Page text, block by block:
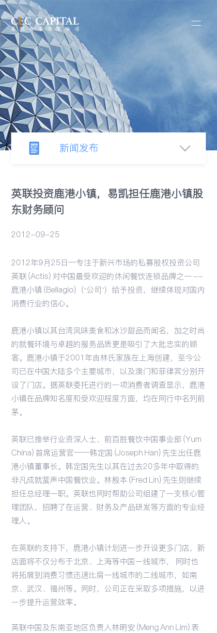
新闻发布
行业观察
英联投资鹿港小镇，易凯担任鹿港小镇股
东财务顾问
2012-09-25
2012年9月25日—专注于新兴市场的私募股权投资公司
英联 (Actis) 对中国最受欢迎的休闲餐饮连锁品牌之一 --
鹿港小镇 (Bellagio)（“公司”）给予投资，继续体现对国内
消费行业的信心。
鹿港小镇以其台湾风味美食和冰沙甜品而闻名，加之时尚
的就餐环境与卓越的服务品质更是吸引了大批忠实的顾
客。鹿港小镇于2001年由林氏家族在上海创建，至今公
司已在中国大陆多个主要城市，以及澳门和菲律宾分别开
设了门店。据英联委托进行的一项消费者调查显示，鹿港
小镇在品牌知名度和受欢迎程度方面，均在同行中名列前
茅。
英联已推举行业资深人士、前百胜餐饮中国事业部 (Yum
China) 首席运营官——韩定国 (Joseph Han) 先生出任鹿
港小镇董事长。韩定国先生以其在过去20多年中取得的
非凡成就蜚声中国餐饮业。林殷本 (Fred Lin) 先生则继续
担任总经理一职。英联也同时帮助公司组建了一支核心管
理团队，招聘了在运营、财务及产品研发等方面的专业经
理人。
在英联的支持下，鹿港小镇计划进一步开设更多门店，新
店面将不仅分布于北京、上海等中国一线城市， 同时也
将拓展到消费习惯迅速比肩一线城市的二线城市，如南
京、武汉、福州等。同时，公司正在采取多项措施，以进
一步提升运营效率。
英联中国及东南亚地区负责人林明安 (Meng Ann Lim) 表